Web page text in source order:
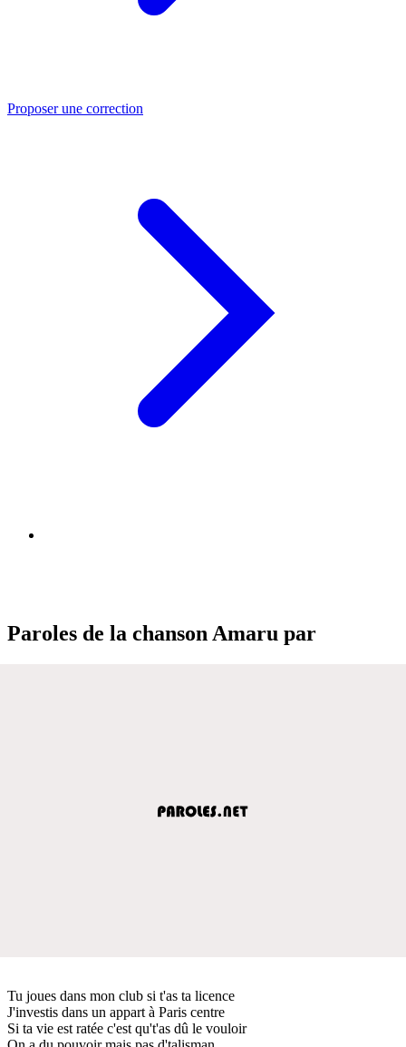
Proposer une correction
Paroles de la chanson Amaru par
Tu joues dans mon club si t'as ta licence
J'investis dans un appart à Paris centre
Si ta vie est ratée c'est qu't'as dû le vouloir